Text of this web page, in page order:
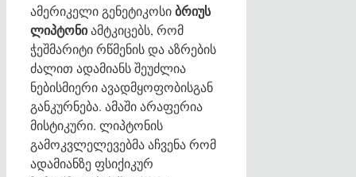
ამერიკელი გენეტიკოსიბრიუს
ლიპტონიამტკიცებს, რომ
ჭეშმარიტი რწმენის და აზრების
ძალით ადამიანს შეუძლია
ნებისმიერი ავადმყოფობისგან
განკურნება. ამაში არაფერია
მისტიკური. ლიპტონის
გამოკვლელევებმა აჩვენა რომ
ადამიანზე ფსიქიკურ